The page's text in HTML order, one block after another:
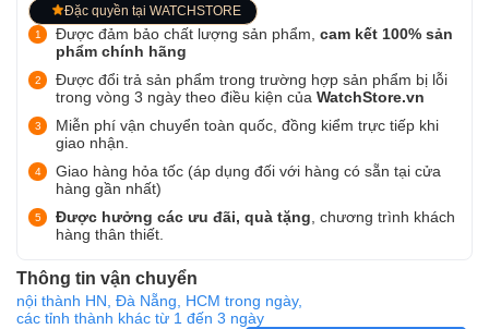
Đặc quyền tại WATCHSTORE
Được đảm bảo chất lượng sản phẩm, cam kết 100% sản
phẩm chính hãng
Được đổi trả sản phẩm trong trường hợp sản phẩm bị lỗi
trong vòng 3 ngày theo điều kiện của WatchStore.vn
Miễn phí vận chuyển toàn quốc, đồng kiểm trực tiếp khi
giao nhận.
Giao hàng hỏa tốc (áp dụng đối với hàng có sẵn tại cửa
hàng gần nhất)
Được hưởng các ưu đãi, quà tặng , chương trình khách
hàng thân thiết.
Thông tin vận chuyển
nội thành HN, Đà Nẵng, HCM trong ngày,
các tỉnh thành khác từ 1 đến 3 ngày